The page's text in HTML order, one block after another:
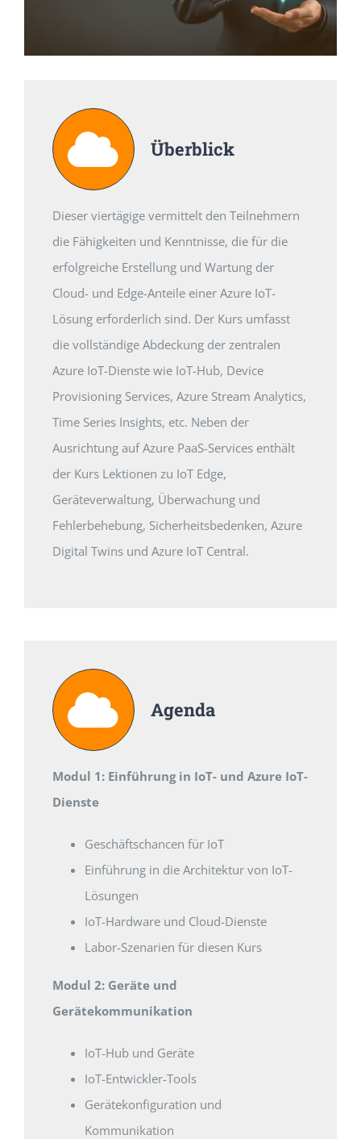
Überblick
Dieser viertägige vermittelt den Teilnehmern
die Fähigkeiten und Kenntnisse, die für die
erfolgreiche Erstellung und Wartung der
Cloud- und Edge-Anteile einer Azure IoT-
Lösung erforderlich sind. Der Kurs umfasst
die vollständige Abdeckung der zentralen
Azure IoT-Dienste wie IoT-Hub, Device
Provisioning Services, Azure Stream Analytics,
Time Series Insights, etc. Neben der
Ausrichtung auf Azure PaaS-Services enthält
der Kurs Lektionen zu IoT Edge,
Geräteverwaltung, Überwachung und
Fehlerbehebung, Sicherheitsbedenken, Azure
Digital Twins und Azure IoT Central.
Agenda
Modul 1: Einführung in IoT- und Azure IoT-
Dienste
Geschäftschancen für IoT
Einführung in die Architektur von IoT-
Lösungen
IoT-Hardware und Cloud-Dienste
Labor-Szenarien für diesen Kurs
Modul 2: Geräte und
Gerätekommunikation
IoT-Hub und Geräte
IoT-Entwickler-Tools
Gerätekonfiguration und
Kommunikation